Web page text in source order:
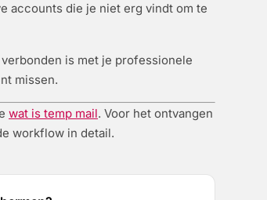
accounts die je niet erg vindt om te
is met je professionele
missen.
wat is temp mail. Voor het ontvangen
workflow in detail.